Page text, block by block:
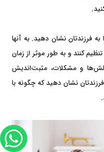
فرزندتان نشان دهید. به آنها
کنند و به طور موثر از زمان
و مشکلات، مثبت‌اندیش
نشان دهید که چگونه با